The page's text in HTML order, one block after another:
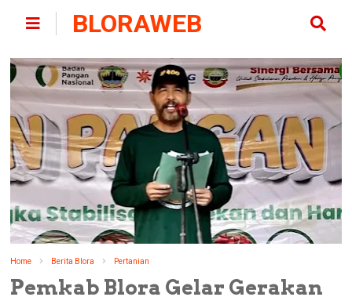
BLORAWEB
Home Berita Blora Pertanian
Pemkab Blora Gelar Gerakan